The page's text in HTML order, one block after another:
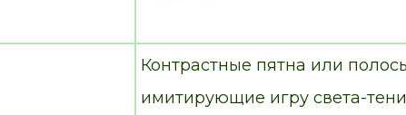
Контрастные пятна или
имитирующие игру света-тени